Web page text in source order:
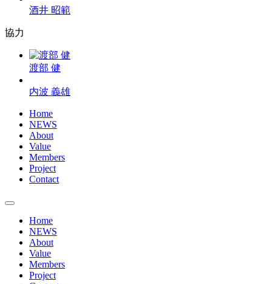
酒井 昭範
協力
渡部 健
内波 義雄
Home
NEWS
About
Value
Members
Project
Contact
Home
NEWS
About
Value
Members
Project